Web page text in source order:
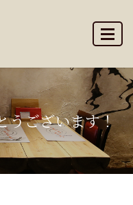
うございます！